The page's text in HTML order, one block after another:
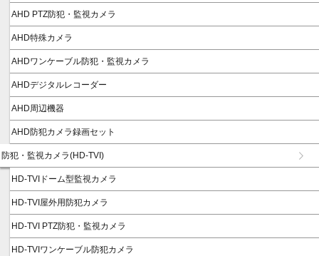
AHD PTZ防犯・監視カメラ
AHD特殊カメラ
AHDワンケーブル防犯・監視カメラ
AHDデジタルレコーダー
AHD周辺機器
AHD防犯カメラ録画セット
防犯・監視カメラ(HD-TVI)
HD-TVIドーム型監視カメラ
HD-TVI屋外用防犯カメラ
HD-TVI PTZ防犯・監視カメラ
HD-TVIワンケーブル防犯カメラ